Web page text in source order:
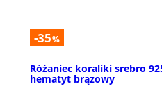
-35%
Różaniec koraliki srebro
hematyt brązowy